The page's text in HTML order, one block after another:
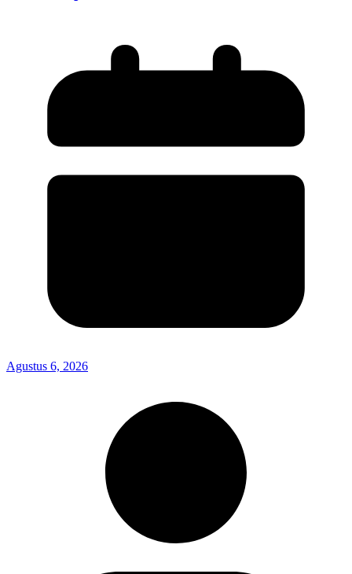
Agustus 6, 2026